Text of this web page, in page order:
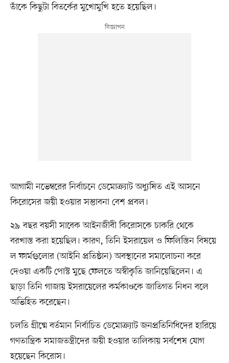
তাঁকে কিছুটা বিতর্কের মুখোমুখি হতে হয়েছিল।
আগামী নভেম্বরের নির্বাচনে ডেমোক্র্যাট অধ্যুষিত এই আসনে
কিরোসের জয়ী হওয়ার সম্ভাবনা বেশ প্রবল।
২৯ বছর বয়সী সাবেক আইনজীবী কিরোসকে চাকরি থেকে
বরখাস্ত করা হয়েছিল। কারণ, তিনি ইসরায়েল ও ফিলিস্তিন বিষয়ে
ল ফার্মগুলোর (আইনি প্রতিষ্ঠান) অবস্থানের সমালোচনা করে
দেওয়া একটি পোস্ট মুছে ফেলতে অস্বীকৃতি জানিয়েছিলেন। এ
ছাড়া তিনি গাজায় ইসরায়েলের কর্মকাণ্ডকে জাতিগত নিধন বলে
অভিহিত করেছেন।
চলতি গ্রীষ্মে বর্তমান নির্বাচিত ডেমোক্র্যাট জনপ্রতিনিধিদের হারিয়ে
গণতান্ত্রিক সমাজতন্ত্রীদের জয়ী হওয়ার তালিকায় সর্বশেষ যোগ
হয়েছেন কিরোস।